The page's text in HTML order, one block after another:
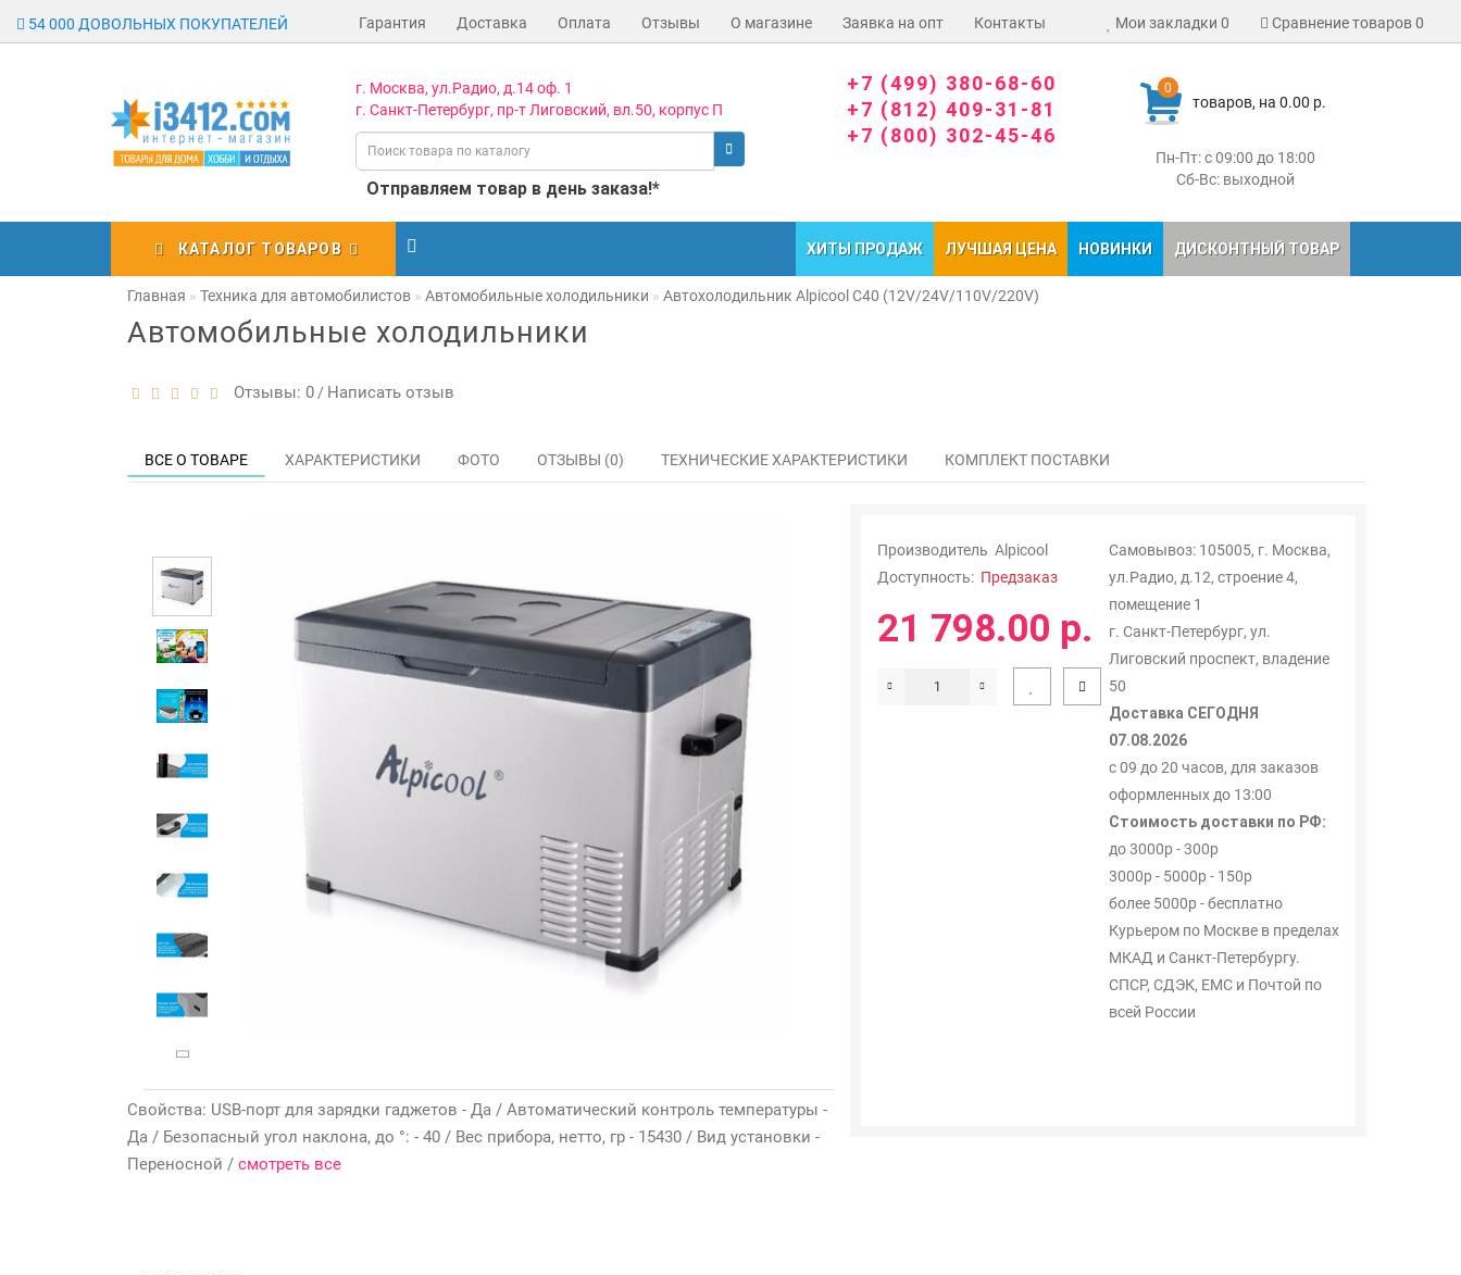
54 000 ДОВОЛЬНЫХ ПОКУПАТЕЛЕЙ Гарантия Доставка Оплата Отзывы О магазине Заявка на опт Контакты Мои закладки 0 Сравнение товаров0
0
товаров, на 0.00 р.
Пн-Пт: с 09:00 до 18:00
Сб-Вс: выходной
г. Москва, ул.Радио, д.14 оф. 1
г. Санкт-Петербург, пр-т Лиговский, вл.50, корпус П
Отправляем товар в день заказа!*
+7 (499) 380-68-60
+7 (812) 409-31-81
+7 (800) 302-45-46
КАТАЛОГ ТОВАРОВ ХИТЫ ПРОДАЖ ЛУЧШАЯ ЦЕНА НОВИНКИ ДИСКОНТНЫЙ ТОВАР
Главная Техника для автомобилистов Автомобильные холодильники Автохолодильник Alpicool C40 (12V/24V/110V/220V)
Автомобильные холодильники
Отзывы: 0 / Написать отзыв
ВСЕ О ТОВАРЕ ХАРАКТЕРИСТИКИ ФОТО ОТЗЫВЫ (0) ТЕХНИЧЕСКИЕ ХАРАКТЕРИСТИКИ КОМПЛЕКТ ПОСТАВКИ
Свойства: USB-порт для зарядки гаджетов - Да / Автоматический контроль температуры -
Да / Безопасный угол наклона, до °: - 40 / Вес прибора, нетто, гр - 15430 / Вид установки -
Переносной / смотреть все
Производитель Alpicool
Доступность: Предзаказ
Самовывоз: 105005, г. Москва,
ул.Радио, д.12, строение 4,
помещение 1
г. Санкт-Петербург, ул.
Лиговский проспект, владение
50
Доставка СЕГОДНЯ
07.08.2026
с 09 до 20 часов, для заказов
оформленных до 13:00
Стоимость доставки по РФ:
до 3000р - 300р
3000р - 5000р - 150р
более 5000р - бесплатно
Курьером по Москве в пределах
МКАД и Санкт-Петербургу.
СПСР, СДЭК, ЕМС и Почтой по
всей России
21 798.00 р.